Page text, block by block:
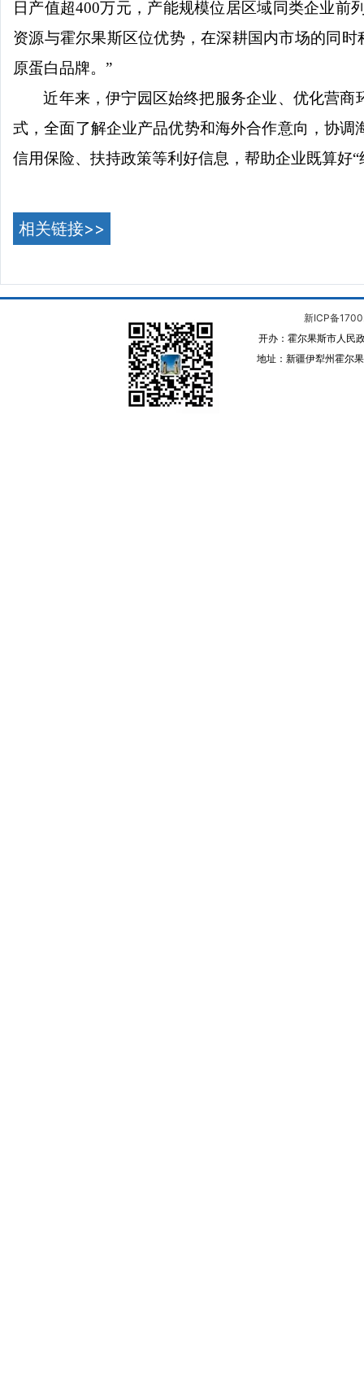
日产值超400万元，产能规模位居区域同类企业
资源与霍尔果斯区位优势，在深耕国内市场的同
原蛋白品牌。”
近年来，伊宁园区始终把服务企业、优化营
式，全面了解企业产品优势和海外合作意向，协
信用保险、扶持政策等利好信息，帮助企业既算好
相关链接>>
新ICP备
开办：霍尔果斯市人民
地址：新疆伊犁州霍